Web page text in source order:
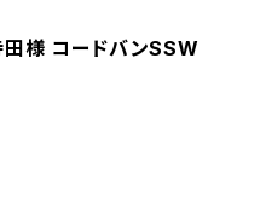
田様 コードバンSSW